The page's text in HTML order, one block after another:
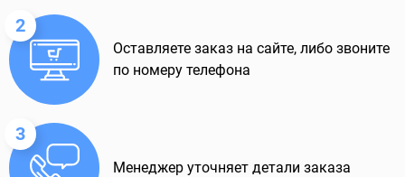
2
Оставляете заказ на сайте, либо звоните
по номеру телефона
3
Менеджер уточняет детали заказа